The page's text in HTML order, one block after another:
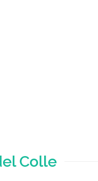
Colle